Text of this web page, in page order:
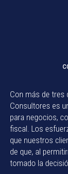
Con más de tres
Consultores es
para negocios,
fiscal. Los
que nuestros
de que, al
tomado la